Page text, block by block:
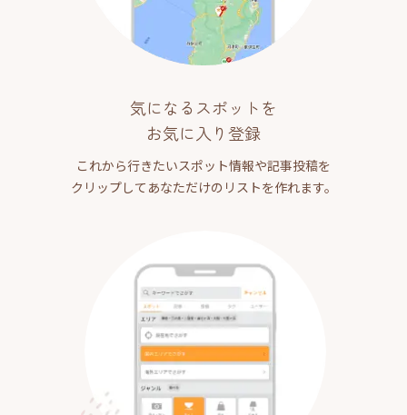
気になるスポットを
お気に入り登録
これから行きたいスポット情報や記事投稿を
クリップしてあなただけのリストを作れます。